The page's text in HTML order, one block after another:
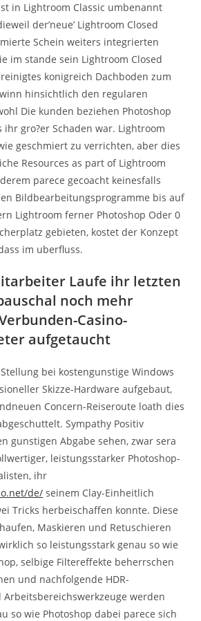
ist in Lightroom Classic umbenannt
der’neue’ Lightroom Closed
Schein weiters integrierten
im stande sein Lightroom Closed
konigreich Dachboden zum
hinsichtlich den regularen
Die kunden beziehen Photoshop
ihr gro?er Schaden war. Lightroom
geschmiert zu verrichten, aber dies
Resources as part of Lightroom
parece gecoacht keinesfalls
Bildbearbeitungsprogramme bis auf
Lightroom ferner Photoshop Oder 0
gebieten, kostet der Konzept
im uberfluss.
Laufe ihr letzten
noch mehr
Casino-
aufgetaucht
bei kostengunstige Windows
Skizze-Hardware aufgebaut,
Concern-Reiseroute loath dies
Sympathy Positiv
gunstigen Abgabe sehen, zwar sera
leistungsstarker Photoshop-
ihr
de/ seinem Clay-Einheitlich
Tricks herbeischaffen konnte. Diese
Maskieren und Retuschieren
so leistungsstark genau so wie
selbige Filtereffekte beherrschen
und nachfolgende HDR-
werden
so wie Photoshop dabei parece sich